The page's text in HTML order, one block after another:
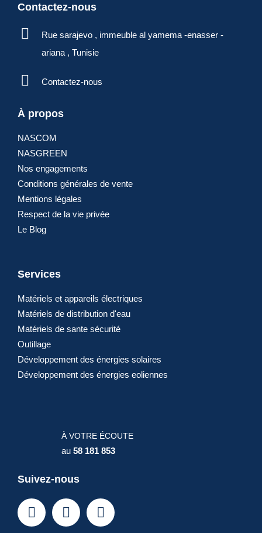
Contactez-nous
Rue sarajevo , immeuble al yamema -enasser -
ariana , Tunisie
Contactez-nous
À propos
NASCOM
NASGREEN
Nos engagements
Conditions générales de vente
Mentions légales
Respect de la vie privée
Le Blog
Services
Matériels et appareils électriques
Matériels de distribution d'eau
Matériels de sante sécurité
Outillage
Développement des énergies solaires
Développement des énergies eoliennes
À VOTRE ÉCOUTE
au58 181 853
Suivez-nous